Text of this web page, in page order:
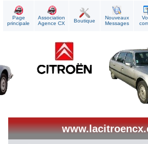
Page
principale
Association
Agence CX
Boutique
Nouveaux
Messages